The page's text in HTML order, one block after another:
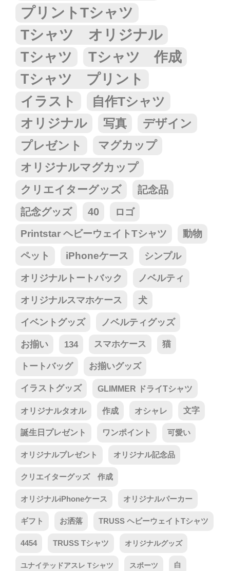
プリントTシャツ
Tシャツ オリジナル
Tシャツ
Tシャツ 作成
Tシャツ プリント
イラスト 自作Tシャツ
オリジナル 写真
デザイン
プレゼント
マグカップ
オリジナルマグカップ
クリエイターグッズ
記念品
記念グッズ
40 ロゴ
Printstar ヘビーウェイトTシャツ 動物
ペット iPhoneケース シンプル
オリジナルトートバック ノベルティ
オリジナルスマホケース 犬
イベントグッズ ノベルティグッズ
お揃い 134 スマホケース 猫
トートバッグ お揃いグッズ
イラストグッズ GLIMMER ドライTシャツ
オリジナルタオル 作成 オシャレ 文字
誕生日プレゼント ワンポイント 可愛い
オリジナルプレゼント オリジナル記念品
クリエイターグッズ 作成
オリジナルiPhoneケース オリジナルパーカー
ギフト お洒落 TRUSS ヘビーウェイトTシャツ
4454 TRUSS Tシャツ オリジナルグッズ
ユナイテッドアスレ Tシャツ スポーツ 白